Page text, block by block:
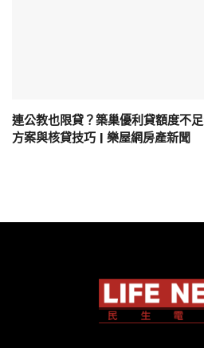
連公教也限貸？築巢優利貸額度不
方案與核貸技巧 | 樂屋網房產新聞